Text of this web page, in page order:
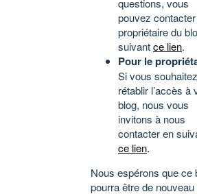
questions, vous
pouvez
propriétaire du
suivantce lien.
Pour le
Si vous souhaitez
rétablir l’accès à
blog, nous vous
invitons à nous
contacter en
ce lien.
Nous espérons que ce
pourra être de nouveau